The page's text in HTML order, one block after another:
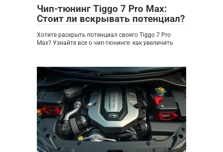
Чип-тюнинг Tiggo 7 Pro Max:
Стоит ли вскрывать потенциал?
Хотите раскрыть потенциал своего Tiggo 7 Pro
Max? Узнайте все о чип-тюнинге: как увеличить